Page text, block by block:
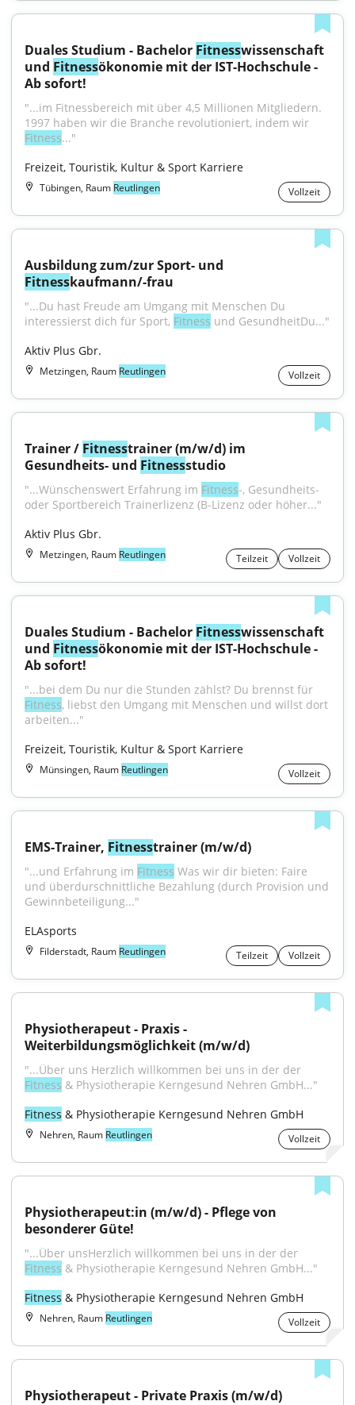
Duales Studium - Bachelor Fitnesswissenschaft
und Fitnessökonomie mit der IST-Hochschule -
Ab sofort!
"...im Fitnessbereich mit über 4,5 Millionen Mitgliedern.
Fitness..."
Freizeit, Touristik, Kultur & Sport Karriere
Tübingen, Raum Reutlingen Vollzeit
Fitnesskaufmann/-frau
"...Du hast Freude am Umgang mit Menschen Du
interessierst dich für Sport, Fitness und GesundheitDu..."
Aktiv Plus Gbr.
Metzingen, Raum Reutlingen Vollzeit
Trainer / Fitnesstrainer (m/w/d) im
Gesundheits- und Fitnessstudio
"...Wünschenswert Erfahrung im Fitness-, Gesundheits-
oder Sportbereich Trainerlizenz (B-Lizenz oder höher..."
Aktiv Plus Gbr.
Metzingen, Raum Reutlingen Teilzeit Vollzeit
Duales Studium - Bachelor Fitnesswissenschaft
und Fitnessökonomie mit der IST-Hochschule -
Ab sofort!
Fitness, liebst den Umgang mit Menschen und willst dort
arbeiten..."
Freizeit, Touristik, Kultur & Sport Karriere
Münsingen, Raum Reutlingen Vollzeit
EMS-Trainer, Fitnesstrainer (m/w/d)
"...und Erfahrung im Fitness Was wir dir bieten: Faire
und überdurschnittliche Bezahlung (durch Provision und
Gewinnbeteiligung..."
ELAsports
Filderstadt, Raum Reutlingen Teilzeit Vollzeit
Physiotherapeut - Praxis -
Weiterbildungsmöglichkeit (m/w/d)
Fitness & Physiotherapie Kerngesund Nehren GmbH..."
Fitness & Physiotherapie Kerngesund Nehren GmbH
Nehren, Raum Reutlingen Vollzeit
Physiotherapeut:in (m/w/d) - Pflege von
besonderer Güte!
Fitness & Physiotherapie Kerngesund Nehren GmbH..."
Fitness & Physiotherapie Kerngesund Nehren GmbH
Nehren, Raum Reutlingen Vollzeit
Physiotherapeut - Private Praxis (m/w/d)